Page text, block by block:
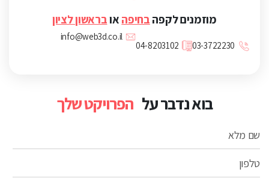
בוא נדבר על הפרויקט שלך
שם מלא
טלפון
מוזמנים לקפה בחיפה אובראשון לציון
03-3722230
04-8203102
info@web3d.co.il